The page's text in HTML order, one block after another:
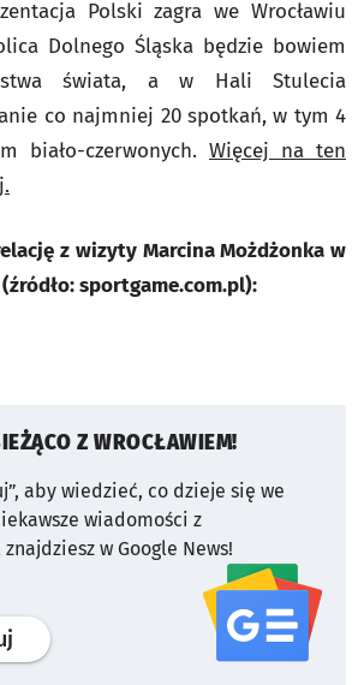
Polski zagra we Wrocławiu
Dolnego Śląska będzie bowiem
świata, a w Hali Stulecia
co najmniej 20 spotkań, w tym 4
biało-czerwonych. Więcej na ten
z wizyty Marcina Możdżonka w
sportgame.com.pl):
Z WROCŁAWIEM!
aby wiedzieć, co dzieje się we
wiadomości z
w Google News!
profil serwisu